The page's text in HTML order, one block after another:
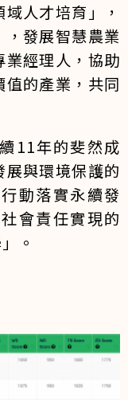
人才培育」，
發展智慧農業
經理人，協助
的產業，共同
11年的斐然成
與環境保護的
動落實永續發
會責任實現的
。